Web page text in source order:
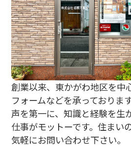
創業以来、東かがわ地区を中
フォームなどを承っておりま
声を第一に、知識と経験を生
仕事がモットーです。住まい
気軽にお問い合わせ下さい。